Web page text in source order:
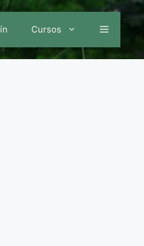
Cursos